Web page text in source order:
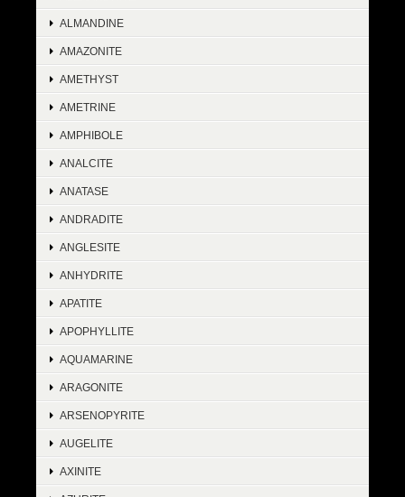
ALMANDINE
AMAZONITE
AMETHYST
AMETRINE
AMPHIBOLE
ANALCITE
ANATASE
ANDRADITE
ANGLESITE
ANHYDRITE
APATITE
APOPHYLLITE
AQUAMARINE
ARAGONITE
ARSENOPYRITE
AUGELITE
AXINITE